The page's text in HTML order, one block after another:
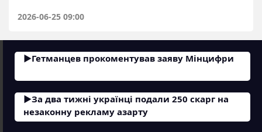
2026-06-25 09:00
Гетманцев прокоментував заяву Мінцифри
За два тижні українці подали 250 скарг на
незаконну рекламу азарту